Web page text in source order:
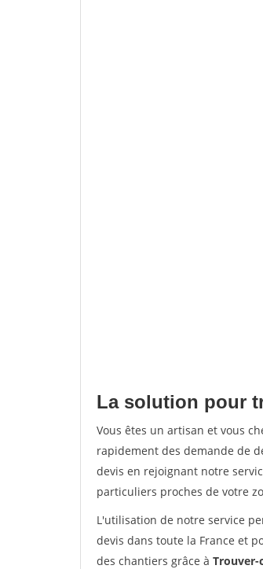
La solution pour
Vous êtes un artisan et vous
rapidement des demande de
devis en rejoignant notre
particuliers proches de votre
L'utilisation de notre service
devis dans toute la France et
des chantiers grâce à